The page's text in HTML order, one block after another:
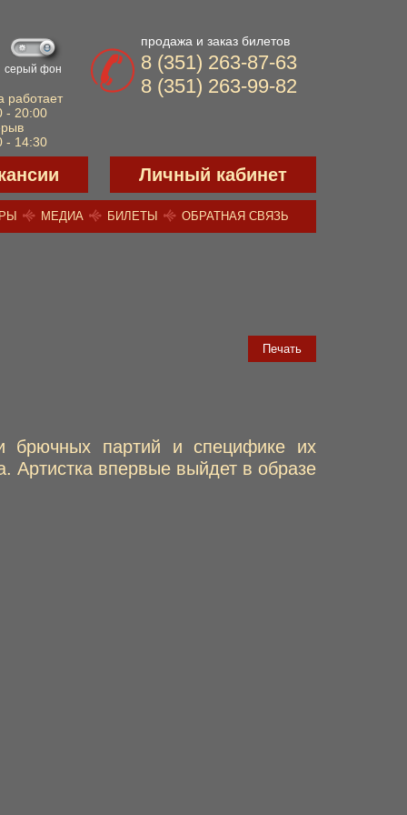
серый фон
работает
- 20:00
- 14:30
продажа и заказ билетов
8 (351) 263-87-63
8 (351) 263-99-82
Личный кабинет
МЕДИА БИЛЕТЫ ОБРАТНАЯ СВЯЗЬ
Печать
брючных партий и специфике их
Артистка впервые выйдет в образе